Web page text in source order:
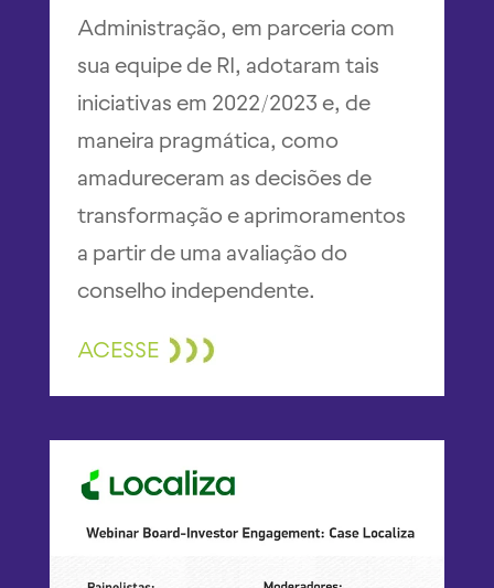
Administração, em parceria com
sua equipe de RI, adotaram tais
iniciativas em 2022/2023 e, de
maneira pragmática, como
amadureceram as decisões de
transformação e aprimoramentos
a partir de uma avaliação do
conselho independente.
ACESSE